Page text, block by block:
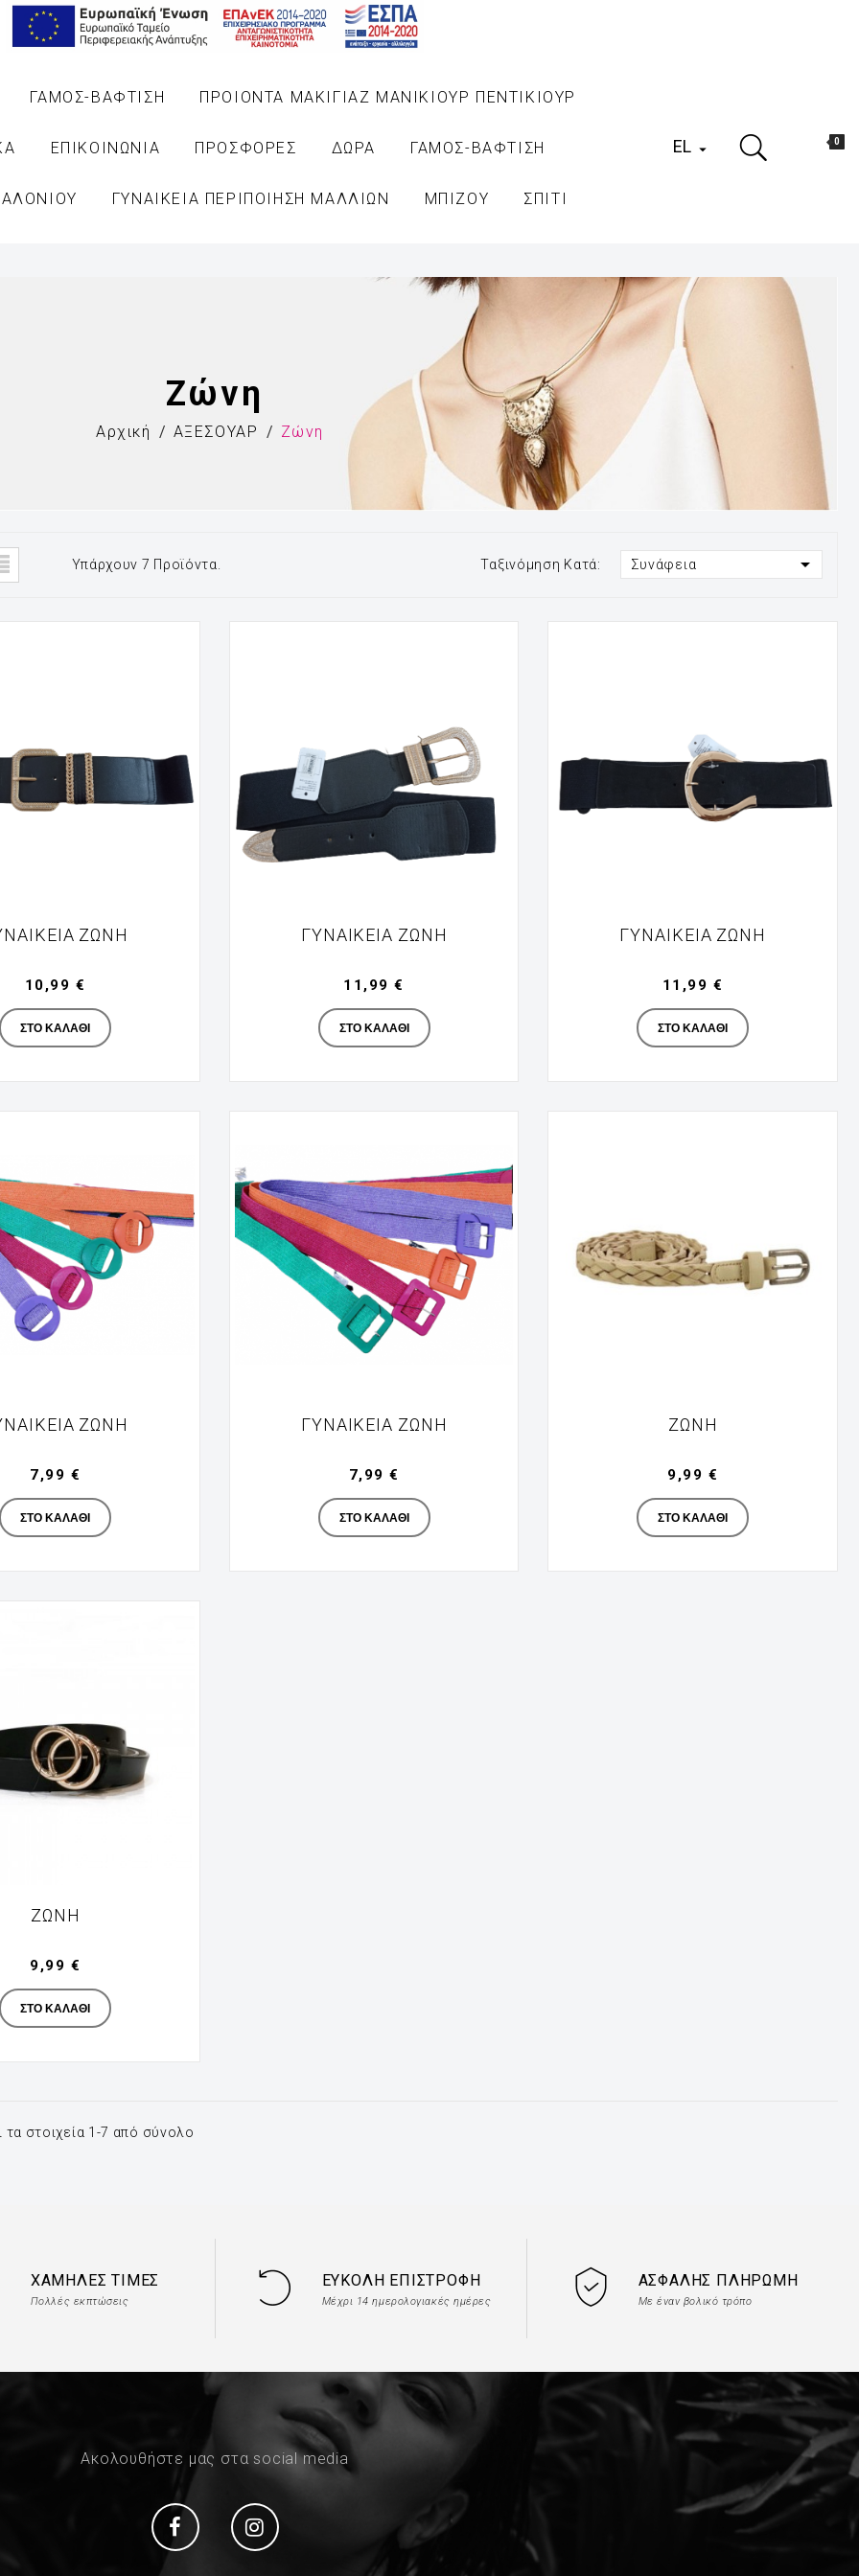
ΓΑΜΟΣ-ΒΑΦΤΙΣΗ ΠΡΟΙΟΝΤΑ ΜΑΚΙΓΙΑΖ ΜΑΝΙΚΙΟΥΡ ΠΕΝΤΙΚΙΟΥΡ
ΕΠΙΚΟΙΝΩΝΙΑ ΠΡΟΣΦΟΡΕΣ ΔΩΡΑ ΓΑΜΟΣ-ΒΑΦΤΙΣΗ
ΓΥΝΑΙΚΕΙΑ ΠΕΡΙΠΟΙΗΣΗ ΜΑΛΛΙΩΝ ΜΠΙΖΟΥ ΣΠΙΤΙ
EL  0
Ζώνη
Αρχική ΑΞΕΣΟΥΑΡ Ζώνη
Υπάρχουν 7 Προϊόντα. Ταξινόμηση Κατά: Συνάφεια 
ΖΏΝΗ
Manufacturer
10,99 €
ΣΤΟ ΚΑΛΆΘΙ
ΓΥΝΑΙΚΕΊΑ ΖΏΝΗ
Manufacturer
11,99 €
ΣΤΟ ΚΑΛΆΘΙ
ΓΥΝΑΙΚΕΊΑ ΖΏΝΗ
Manufacturer
11,99 €
ΣΤΟ ΚΑΛΆΘΙ
ΖΏΝΗ
Manufacturer
7,99 €
ΣΤΟ ΚΑΛΆΘΙ
ΓΥΝΑΙΚΕΊΑ ΖΏΝΗ
Manufacturer
7,99 €
ΣΤΟ ΚΑΛΆΘΙ
ΖΩΝΗ
Manufacturer
9,99 €
ΣΤΟ ΚΑΛΆΘΙ
ΖΩΝΗ
Manufacturer
9,99 €
ΣΤΟ ΚΑΛΆΘΙ
τα στοιχεία 1-7 από σύνολο
ΧΑΜΗΛΈΣ ΤΙΜΈΣ
Πολλές εκπτώσεις
ΕΎΚΟΛΗ ΕΠΙΣΤΡΟΦΉ
Μέχρι 14 ημερολογιακές ημέρες
ΑΣΦΑΛΉΣ ΠΛΗΡΩΜΉ
Με έναν βολικό τρόπο
Ακολουθήστε μας στα social media
Social Social